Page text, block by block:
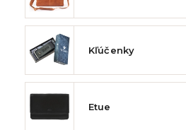
Kľúčenky
Etue